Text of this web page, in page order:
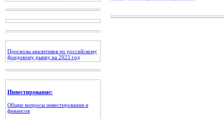
Прогнозы аналитиков по российскому
фондовому рынку на 2025 год
Инвестирование:
Общие вопросы инвестирования и
финансов